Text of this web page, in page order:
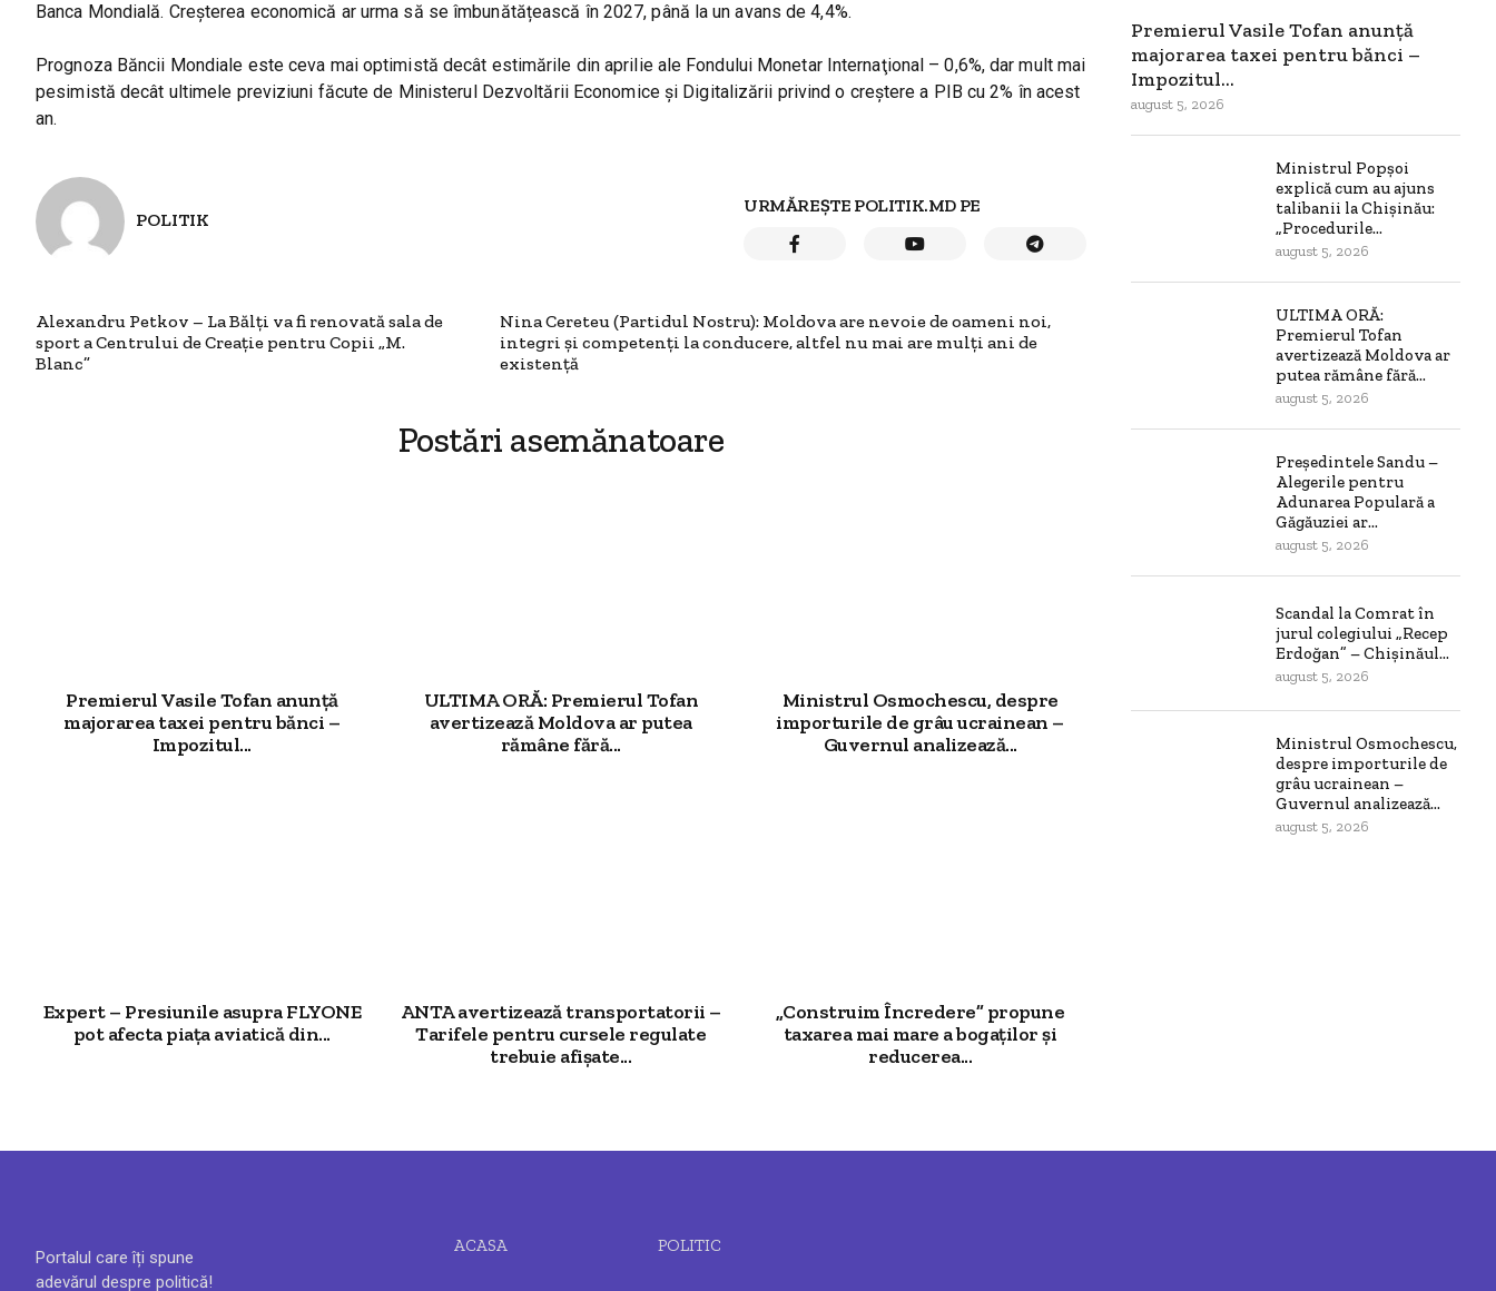
Banca Mondială. Creșterea economică ar urma să se îmbunătățească în 2027, până la un avans de 4,4%.
Prognoza Băncii Mondiale este ceva mai optimistă decât estimările din aprilie ale Fondului Monetar Internaţional – 0,6%, dar mult mai
pesimistă decât ultimele previziuni făcute de Ministerul Dezvoltării Economice și Digitalizării privind o creștere a PIB cu 2% în acest
an.
POLITIK
URMĂREȘTE POLITIK.MD PE
Alexandru Petkov – La Bălți va fi renovată sala de
sport a Centrului de Creație pentru Copii „M.
Blanc”
Nina Cereteu (Partidul Nostru): Moldova are nevoie de oameni noi,
integri și competenți la conducere, altfel nu mai are mulți ani de
existență
Postări asemănatoare
Premierul Vasile Tofan anunță
majorarea taxei pentru bănci –
Impozitul...
ULTIMA ORĂ: Premierul Tofan
avertizează Moldova ar putea
rămâne fără...
Ministrul Osmochescu, despre
importurile de grâu ucrainean –
Guvernul analizează...
Expert – Presiunile asupra FLYONE
pot afecta piața aviatică din...
ANTA avertizează transportatorii –
Tarifele pentru cursele regulate
trebuie afișate...
„Construim Încredere” propune
taxarea mai mare a bogaților și
reducerea...
Premierul Vasile Tofan anunță
majorarea taxei pentru bănci –
Impozitul...
august 5, 2026
Ministrul Popșoi
explică cum au ajuns
talibanii la Chișinău:
„Procedurile...
august 5, 2026
ULTIMA ORĂ:
Premierul Tofan
avertizează Moldova ar
putea rămâne fără...
august 5, 2026
Președintele Sandu –
Alegerile pentru
Adunarea Populară a
Găgăuziei ar...
august 5, 2026
Scandal la Comrat în
jurul colegiului „Recep
Erdoğan” – Chișinăul...
august 5, 2026
Ministrul Osmochescu,
despre importurile de
grâu ucrainean –
Guvernul analizează...
august 5, 2026
Portalul care îți spune
adevărul despre politică!
ACASA POLITIC